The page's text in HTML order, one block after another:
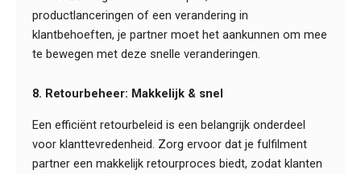
productlanceringen of een verandering in
klantbehoeften, je partner moet het aankunnen om mee
te bewegen met deze snelle veranderingen.
8. Retourbeheer: Makkelijk & snel
Een efficiënt retourbeleid is een belangrijk onderdeel
voor klanttevredenheid. Zorg ervoor dat je fulfilment
partner een makkelijk retourproces biedt, zodat klanten